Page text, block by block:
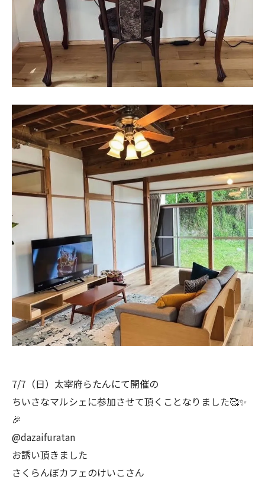
7/7（日）太宰府らたんにて開催の
ちいさなマルシェに参加させて頂くことなりました🥰✨
🎉
@dazaifuratan
お誘い頂きました
さくらんぼカフェのけいこさん